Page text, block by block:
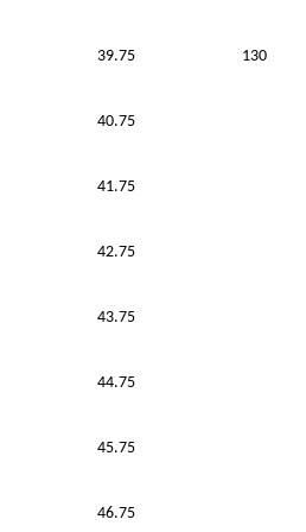
39.75 130
40.75
41.75
42.75
43.75
44.75
45.75
46.75